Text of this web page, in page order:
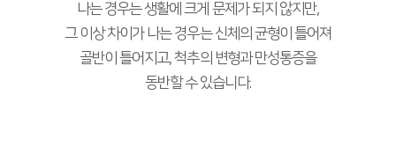
나는 경우는 생활에 크게 문제가 되지 않지만,
그 이상 차이가 나는 경우는 신체의 균형이 틀어져
골반이 틀어지고, 척추의 변형과 만성통증을
동반할 수 있습니다.